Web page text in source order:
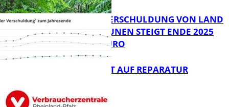
FB News
FB News
PRO-KOPF-VERSCHULDUNG VON LAND
UND KOMMUNEN STEIGT ENDE 2025
AUF 9.600 EURO
NEUES RECHT AUF REPARATUR